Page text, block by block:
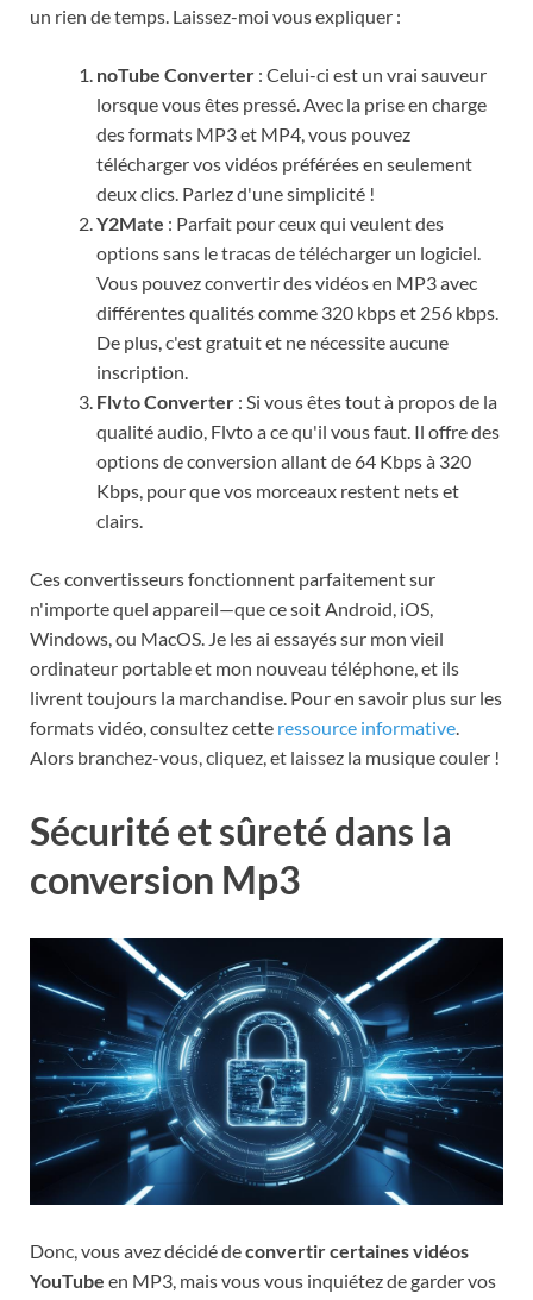
un rien de temps. Laissez-moi vous expliquer :
noTube Converter : Celui-ci est un vrai sauveur
lorsque vous êtes pressé. Avec la prise en charge
des formats MP3 et MP4, vous pouvez
télécharger vos vidéos préférées en seulement
deux clics. Parlez d'une simplicité !
Y2Mate : Parfait pour ceux qui veulent des
options sans le tracas de télécharger un logiciel.
Vous pouvez convertir des vidéos en MP3 avec
différentes qualités comme 320 kbps et 256 kbps.
De plus, c'est gratuit et ne nécessite aucune
inscription.
Flvto Converter : Si vous êtes tout à propos de la
qualité audio, Flvto a ce qu'il vous faut. Il offre des
options de conversion allant de 64 Kbps à 320
Kbps, pour que vos morceaux restent nets et
clairs.
Ces convertisseurs fonctionnent parfaitement sur
n'importe quel appareil—que ce soit Android, iOS,
Windows, ou MacOS. Je les ai essayés sur mon vieil
ordinateur portable et mon nouveau téléphone, et ils
livrent toujours la marchandise. Pour en savoir plus sur les
formats vidéo, consultez cette ressource informative.
Alors branchez-vous, cliquez, et laissez la musique couler !
Sécurité et sûreté dans la
conversion Mp3
Donc, vous avez décidé deconvertir certaines vidéos
YouTube en MP3, mais vous vous inquiétez de garder vos